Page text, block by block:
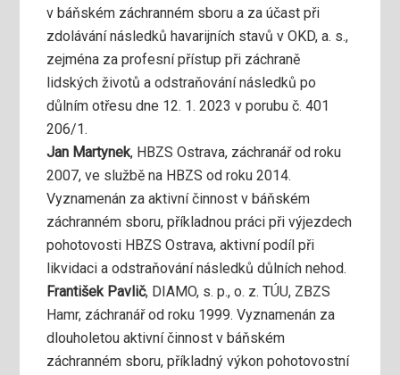
v báňském záchranném sboru a za účast při
zdolávání následků havarijních stavů v OKD, a. s.,
zejména za profesní přístup při záchraně
lidských životů a odstraňování následků po
důlním otřesu dne 12. 1. 2023 v porubu č. 401
206/1.
Jan Martynek, HBZS Ostrava, záchranář od roku
2007, ve službě na HBZS od roku 2014.
Vyznamenán za aktivní činnost v báňském
záchranném sboru, příkladnou práci při výjezdech
pohotovosti HBZS Ostrava, aktivní podíl při
likvidaci a odstraňování následků důlních nehod.
František Pavlič, DIAMO, s. p., o. z. TÚU, ZBZS
Hamr, záchranář od roku 1999. Vyznamenán za
dlouholetou aktivní činnost v báňském
záchranném sboru, příkladný výkon pohotovostní